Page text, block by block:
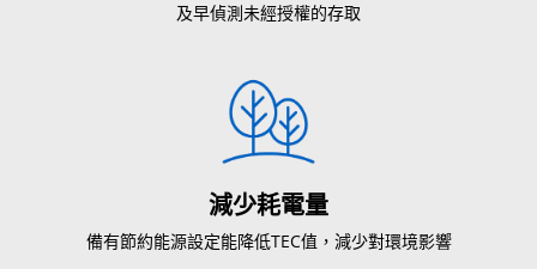
及早偵測未經授權的存取
減少耗電量
備有節約能源設定能降低TEC值，減少對環境影響